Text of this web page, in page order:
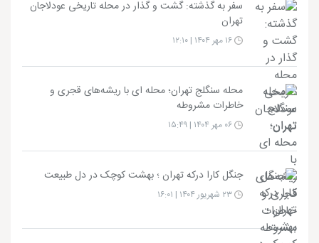
سفر به گذشته: گشت‌ و گذار در محله تاریخی عودلاجان
تهران
محله سنگلج تهران؛ محله‌ ای با ریشه‌های قجری و
خاطرات مشروطه
جنگل کارا درکه تهران ؛ بهشت کوچک در دل طبیعت